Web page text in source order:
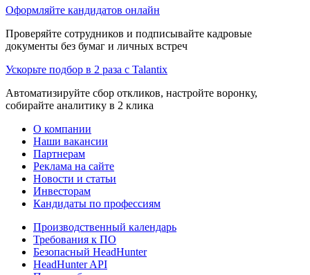
Оформляйте кандидатов онлайн
Проверяйте сотрудников и подписывайте кадровые
документы без бумаг и личных встреч
Ускорьте подбор в 2 раза с Talantix
Автоматизируйте сбор откликов, настройте воронку,
собирайте аналитику в 2 клика
О компании
Наши вакансии
Партнерам
Реклама на сайте
Новости и статьи
Инвесторам
Кандидаты по профессиям
Производственный календарь
Требования к ПО
Безопасный HeadHunter
HeadHunter API